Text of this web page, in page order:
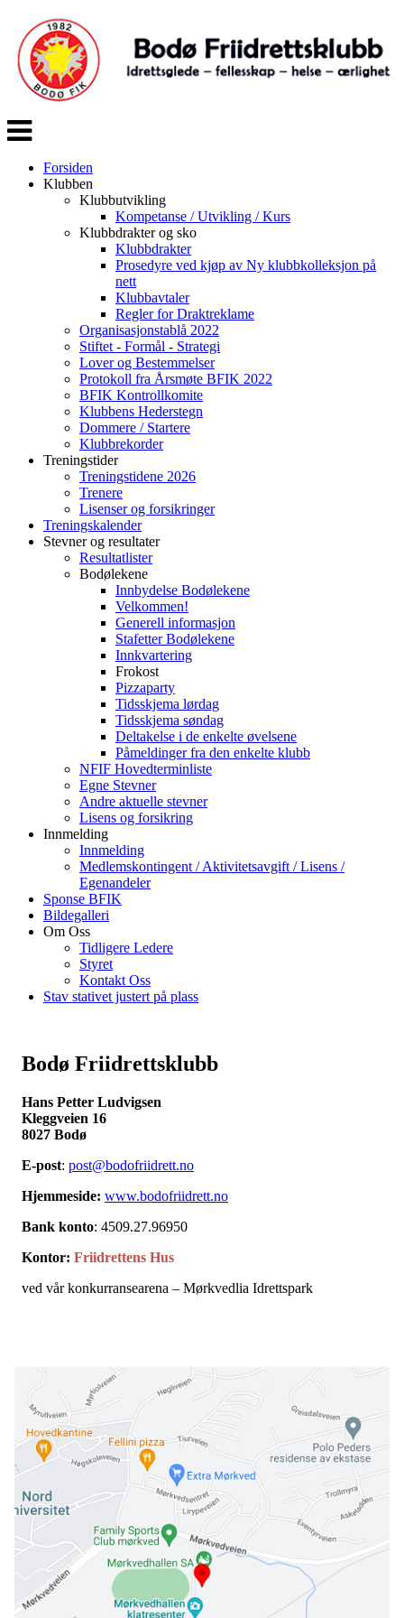
Veksle
navigasjon
Forsiden
Klubben
Klubbutvikling
Kompetanse / Utvikling / Kurs
Klubbdrakter og sko
Klubbdrakter
Prosedyre ved kjøp av Ny klubbkolleksjon på
nett
Klubbavtaler
Regler for Draktreklame
Organisasjonstablå 2022
Stiftet - Formål - Strategi
Lover og Bestemmelser
Protokoll fra Årsmøte BFIK 2022
BFIK Kontrollkomite
Klubbens Hederstegn
Dommere / Startere
Klubbrekorder
Treningstider
Treningstidene 2026
Trenere
Lisenser og forsikringer
Treningskalender
Stevner og resultater
Resultatlister
Bodølekene
Innbydelse Bodølekene
Velkommen!
Generell informasjon
Stafetter Bodølekene
Innkvartering
Frokost
Pizzaparty
Tidsskjema lørdag
Tidsskjema søndag
Deltakelse i de enkelte øvelsene
Påmeldinger fra den enkelte klubb
NFIF Hovedterminliste
Egne Stevner
Andre aktuelle stevner
Lisens og forsikring
Innmelding
Innmelding
Medlemskontingent / Aktivitetsavgift / Lisens /
Egenandeler
Sponse BFIK
Bildegalleri
Om Oss
Tidligere Ledere
Styret
Kontakt Oss
Stav stativet justert på plass
Bodø Friidrettsklubb
Hans Petter Ludvigsen
Kleggveien 16
8027 Bodø
E-post: post@bodofriidrett.no
Hjemmeside: www.bodofriidrett.no
Bank konto: 4509.27.96950
Kontor: Friidrettens Hus
ved vår konkurransearena – Mørkvedlia Idrettspark